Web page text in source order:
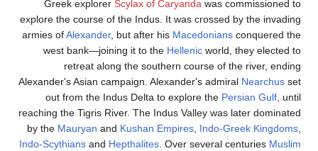
Greek explorer Scylax of Caryanda was commissioned to
explore the course of the Indus. It was crossed by the invading
armies ofAlexander, but after his Macedonians conquered the
west bank—joining it to the Hellenic world, they elected to
retreat along the southern course of the river, ending
Alexander's Asian campaign. Alexander's admiral Nearchus set
out from the Indus Delta to explore the Persian Gulf, until
reaching the Tigris River. The Indus Valley was later dominated
by the Mauryan and Kushan Empires, Indo-Greek Kingdoms,
Indo-Scythians and Hepthalites. Over several centuries Muslim